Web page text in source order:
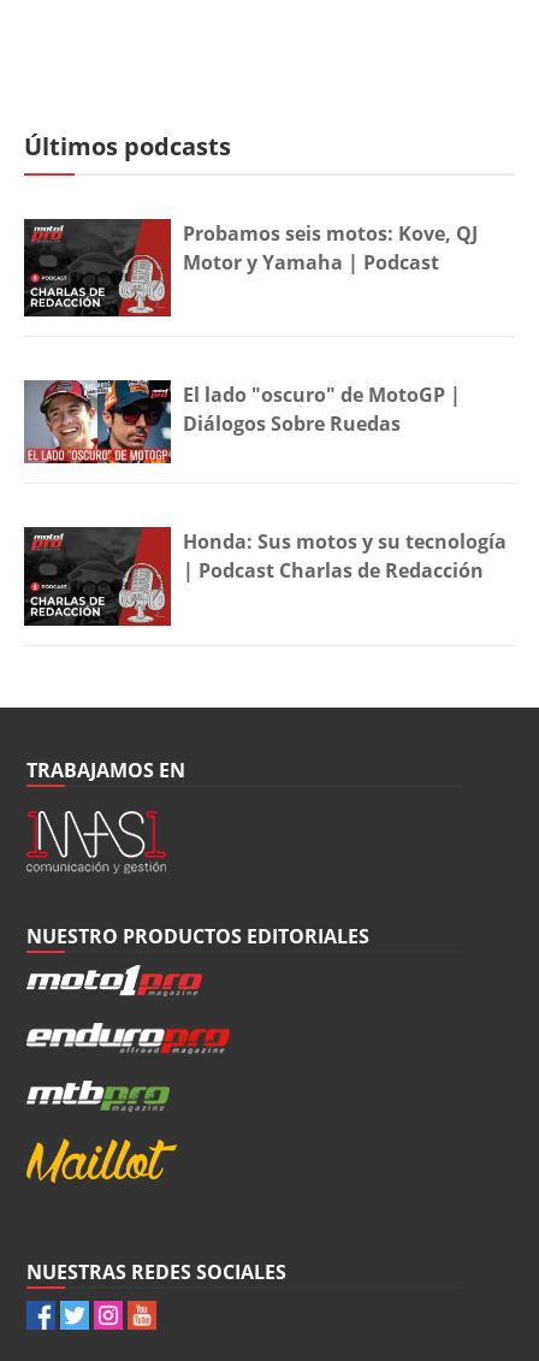
Últimos podcasts
Probamos seis motos: Kove, QJ
Motor y Yamaha | Podcast
El lado "oscuro" de MotoGP |
Diálogos Sobre Ruedas
Honda: Sus motos y su tecnología
| Podcast Charlas de Redacción
TRABAJAMOS EN
NUESTRO PRODUCTOS EDITORIALES
NUESTRAS REDES SOCIALES